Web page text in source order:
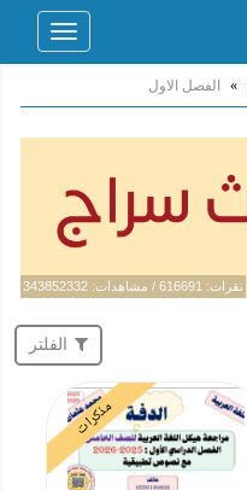
Toggle
» الفصل الاول
نقرات: 616691 / مشاهدات: 343852332
الفلتر
مذكرات